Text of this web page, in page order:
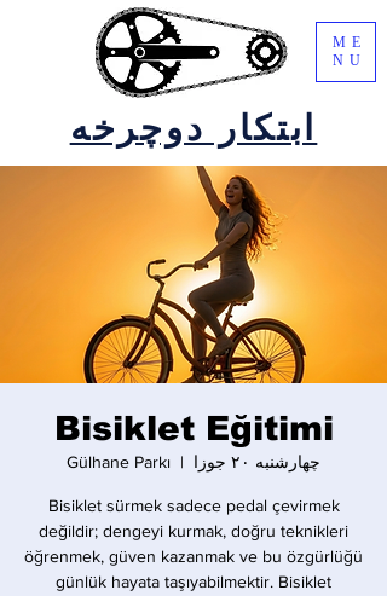
ابتکار دوچرخه
ME
NU
Bisiklet Eğitimi
چهارشنبه ۲۰ جوزا
  |
Gülhane Parkı
Bisiklet sürmek sadece pedal çevirmek
değildir; dengeyi kurmak, doğru teknikleri
öğrenmek, güven kazanmak ve bu özgürlüğü
günlük hayata taşıyabilmektir. Bisiklet